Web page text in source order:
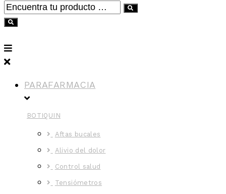
PARAFARMACIA
BOTIQUIN
Aftas bucales
Alivio del dolor
Control salud
Tensiómetros